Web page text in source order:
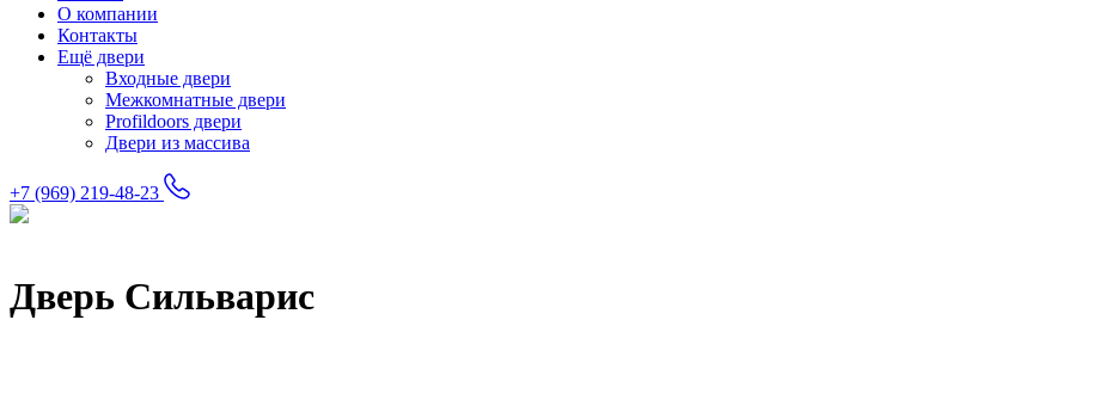
О компании
Контакты
Ещё двери
Входные двери
Межкомнатные двери
Profildoors двери
Двери из массива
+7 (969) 219-48-23
Дверь Сильварис